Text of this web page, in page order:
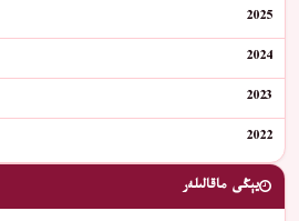
2025
2024
2023
2022
يېڭى ماقالىلەر